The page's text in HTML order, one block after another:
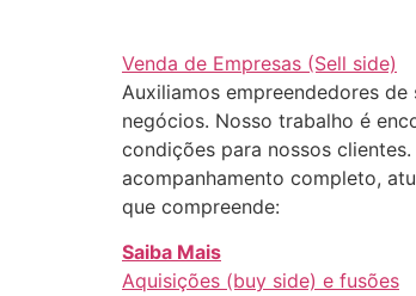
Venda de Empresas (Sell side)
Auxiliamos empreendedores
negócios. Nosso trabalho é
condições para nossos
acompanhamento completo,
que compreende:
Saiba Mais
Aquisições (buy side) e fusões